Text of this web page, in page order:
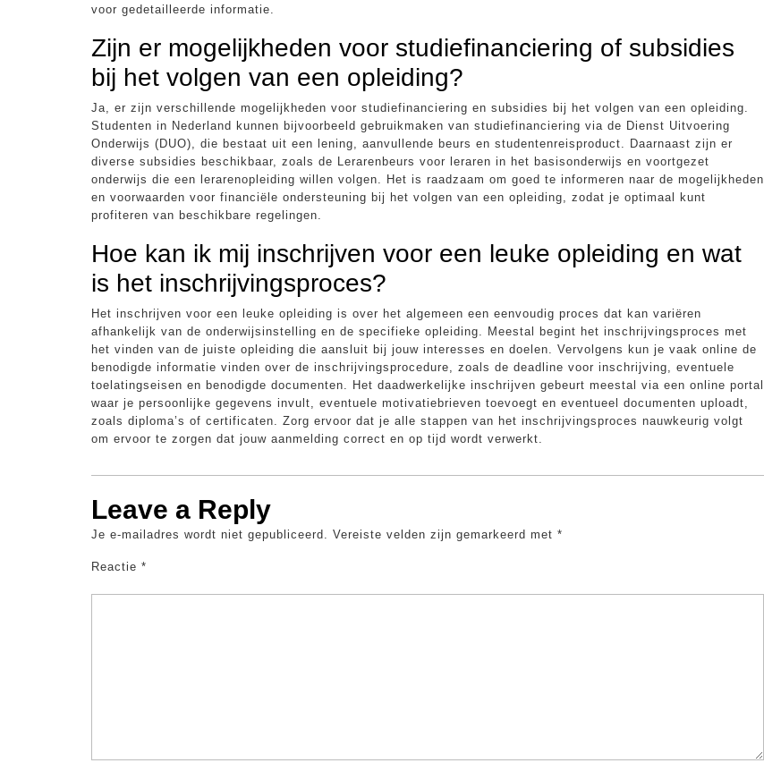
voor gedetailleerde informatie.
Zijn er mogelijkheden voor studiefinanciering of subsidies
bij het volgen van een opleiding?
Ja, er zijn verschillende mogelijkheden voor studiefinanciering en subsidies bij het volgen van een opleiding.
Studenten in Nederland kunnen bijvoorbeeld gebruikmaken van studiefinanciering via de Dienst Uitvoering
Onderwijs (DUO), die bestaat uit een lening, aanvullende beurs en studentenreisproduct. Daarnaast zijn er
diverse subsidies beschikbaar, zoals de Lerarenbeurs voor leraren in het basisonderwijs en voortgezet
onderwijs die een lerarenopleiding willen volgen. Het is raadzaam om goed te informeren naar de mogelijkheden
en voorwaarden voor financiële ondersteuning bij het volgen van een opleiding, zodat je optimaal kunt
profiteren van beschikbare regelingen.
Hoe kan ik mij inschrijven voor een leuke opleiding en wat
is het inschrijvingsproces?
Het inschrijven voor een leuke opleiding is over het algemeen een eenvoudig proces dat kan variëren
afhankelijk van de onderwijsinstelling en de specifieke opleiding. Meestal begint het inschrijvingsproces met
het vinden van de juiste opleiding die aansluit bij jouw interesses en doelen. Vervolgens kun je vaak online de
benodigde informatie vinden over de inschrijvingsprocedure, zoals de deadline voor inschrijving, eventuele
toelatingseisen en benodigde documenten. Het daadwerkelijke inschrijven gebeurt meestal via een online portal
waar je persoonlijke gegevens invult, eventuele motivatiebrieven toevoegt en eventueel documenten uploadt,
zoals diploma’s of certificaten. Zorg ervoor dat je alle stappen van het inschrijvingsproces nauwkeurig volgt
om ervoor te zorgen dat jouw aanmelding correct en op tijd wordt verwerkt.
Leave a Reply
Je e-mailadres wordt niet gepubliceerd. Vereiste velden zijn gemarkeerd met *
Reactie *